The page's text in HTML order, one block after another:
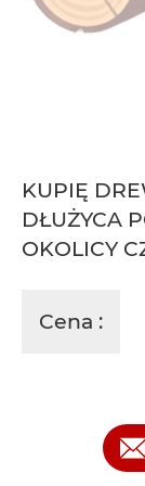
KUPIĘ
DŁUŻYCA
OKOLICY
Cena :